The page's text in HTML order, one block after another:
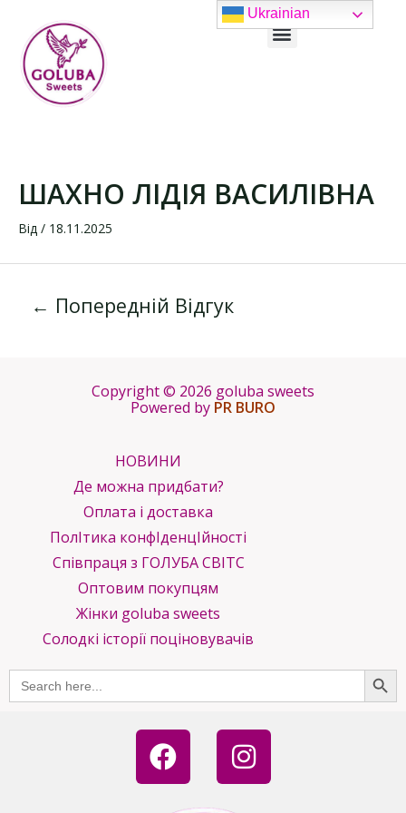
вмісту
Menu
ШАХНО ЛІДІЯ ВАСИЛІВНА
Від / 18.11.2025
записів
← Попередній Відгук
Copyright © 2026 goluba sweets
Powered by PR BURO
НОВИНИ
Де можна придбати?
Оплата і доставка
ПолІтика конфІденцІйності
Співпраця з ГОЛУБА СВІТС
Оптовим покупцям
Жінки goluba sweets
Солодкі історії поціновувачів
Search
for:
SEARCH
F
a
c
I
n
s
Ukrainian